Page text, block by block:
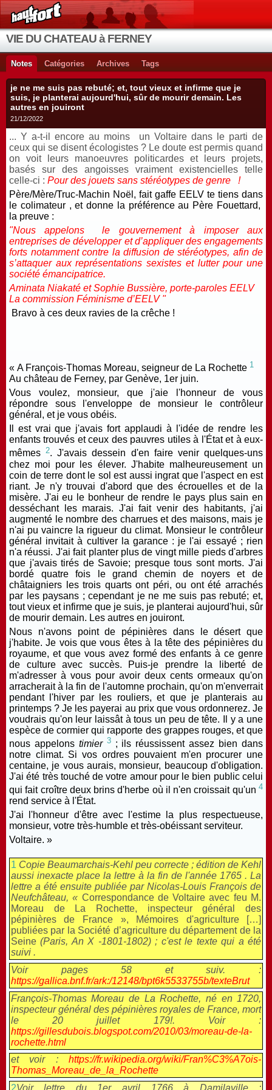
VIE DU CHATEAU à FERNEY
Notes Catégories Archives Tags
je ne me suis pas rebuté; et, tout vieux et infirme que je
suis, je planterai aujourd'hui, sûr de mourir demain. Les
autres en jouiront
21/12/2022
... Y a-t-il encore au moins
un Voltaire dans le parti de
ceux qui se disent écologistes ? Le doute est permis quand
on voit leurs manoeuvres politicardes et leurs projets,
basés sur des angoisses vraiment existencielles telle
celle-ci : Pour des jouets sans stéréotypes de genre !
Père/Mère/Truc-Machin Noël, fait gaffe EELV te tiens dans
le colimateur , et donne la préférence au Père Fouettard,
la preuve :
"Nous appelons le gouvernement à imposer aux
entreprises de développer et d’appliquer des engagements
forts notamment contre la diffusion de stéréotypes, afin de
s’attaquer aux représentations sexistes et lutter pour une
société émancipatrice.
Aminata Niakaté et Sophie Bussière, porte-paroles EELV
La commission Féminisme d’EELV "
Bravo à ces deux ravies de la crêche !
« A François-Thomas Moreau, seigneur de La Rochette 1
Au château de Ferney, par Genève, 1er juin.
Vous voulez, monsieur, que j'aie l'honneur de vous
répondre sous l'enveloppe de monsieur le contrôleur
général, et je vous obéis.
Il est vrai que j'avais fort applaudi à l'idée de rendre les
enfants trouvés et ceux des pauvres utiles à l'État et à eux-
mêmes2. J'avais dessein d'en faire venir quelques-uns
chez moi pour les élever. J'habite malheureusement un
coin de terre dont le sol est aussi ingrat que l'aspect en est
riant. Je n'y trouvai d'abord que des écrouelles et de la
misère. J'ai eu le bonheur de rendre le pays plus sain en
desséchant les marais. J'ai fait venir des habitants, j'ai
augmenté le nombre des charrues et des maisons, mais je
n'ai pu vaincre la rigueur du climat. Monsieur le contrôleur
général invitait à cultiver la garance : je l'ai essayé ; rien
n'a réussi. J'ai fait planter plus de vingt mille pieds d'arbres
que j'avais tirés de Savoie; presque tous sont morts. J'ai
bordé quatre fois le grand chemin de noyers et de
châtaigniers les trois quarts ont péri, ou ont été arrachés
par les paysans ; cependant je ne me suis pas rebuté; et,
tout vieux et infirme que je suis, je planterai aujourd'hui, sûr
de mourir demain. Les autres en jouiront.
Nous n'avons point de pépinières dans le désert que
j'habite. Je vois que vous êtes à la tête des pépinières du
royaume, et que vous avez formé des enfants à ce genre
de culture avec succès. Puis-je prendre la liberté de
m'adresser à vous pour avoir deux cents ormeaux qu'on
arracherait à la fin de l'automne prochain, qu'on m'enverrait
pendant l'hiver par les rouliers, et que je planterais au
printemps ? Je les payerai au prix que vous ordonnerez. Je
voudrais qu'on leur laissât à tous un peu de tête. Il y a une
espèce de cormier qui rapporte des grappes rouges, et que
nous appelons timier 3; ils réussissent assez bien dans
notre climat. Si vos ordres pouvaient m'en procurer une
centaine, je vous aurais, monsieur, beaucoup d'obligation.
J'ai été très touché de votre amour pour le bien public celui
qui fait croître deux brins d'herbe où il n'en croissait qu'un 4
rend service à l'État.
J'ai l'honneur d'être avec l'estime la plus respectueuse,
monsieur, votre très-humble et très-obéissant serviteur.
Voltaire. »
1 Copie Beaumarchais-Kehl peu correcte ; édition de Kehl
aussi inexacte place la lettre à la fin de l'année 1765 . La
lettre a été ensuite publiée par Nicolas-Louis François de
Neufchâteau, « Correspondance de Voltaire avec feu M.
Moreau de La Rochette, inspecteur général des
pépinières de France », Mémoires d'agriculture […]
publiées par la Société d’agriculture du département de la
Seine(Paris, An X -1801-1802) ; c'est le texte qui a été
suivi .
Voir pages 58 et suiv. :
https://gallica.bnf.fr/ark:/12148/bpt6k5533755b/texteBrut
François-Thomas Moreau de La Rochette, né en 1720,
inspecteur général des pépinières royales de France, mort
le 20 juillet 179!. Voir :
https://gillesdubois.blogspot.com/2010/03/moreau-de-la-
rochette.html
et voir :https://fr.wikipedia.org/wiki/Fran%C3%A7ois-
Thomas_Moreau_de_la_Rochette